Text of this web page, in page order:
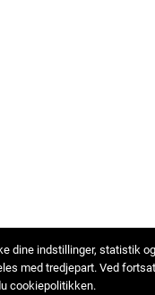
dine indstillinger, statistik
med tredjepart. Ved
cookiepolitikken.